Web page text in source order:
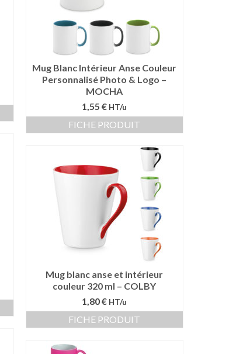
Mug Blanc Intérieur Anse Couleur
Personnalisé Photo & Logo –
MOCHA
1,55 € HT/u
FICHE PRODUIT
Mug blanc anse et intérieur
couleur 320 ml – COLBY
1,80 € HT/u
FICHE PRODUIT